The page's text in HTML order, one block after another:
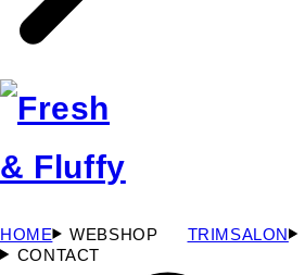
HOME WEBSHOP TRIMSALON
CONTACT